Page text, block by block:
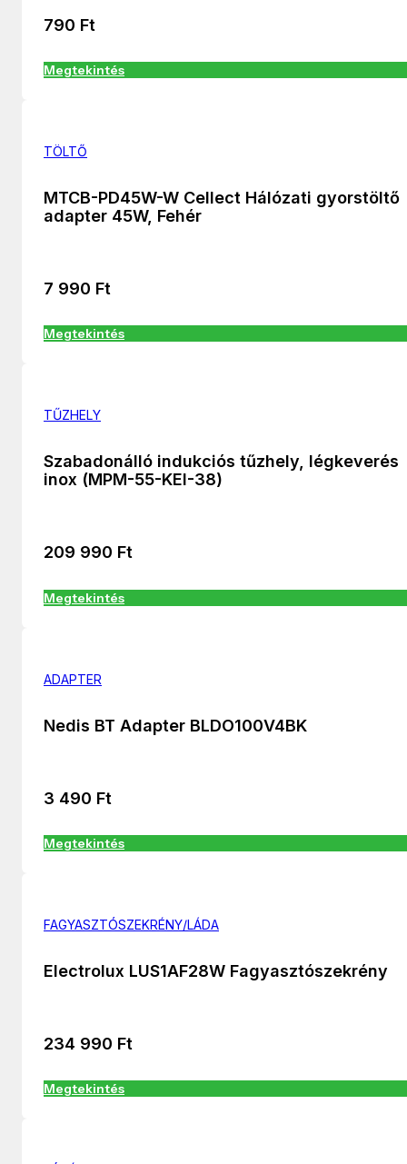
790 Ft
Megtekintés
TÖLTŐ
MTCB-PD45W-W Cellect Hálózati gyorstöltő
adapter 45W, Fehér
7 990 Ft
Megtekintés
TŰZHELY
Szabadonálló indukciós tűzhely, légkeverés
inox (MPM-55-KEI-38)
209 990 Ft
Megtekintés
ADAPTER
Nedis BT Adapter BLDO100V4BK
3 490 Ft
Megtekintés
FAGYASZTÓSZEKRÉNY/LÁDA
Electrolux LUS1AF28W Fagyasztószekrény
234 990 Ft
Megtekintés